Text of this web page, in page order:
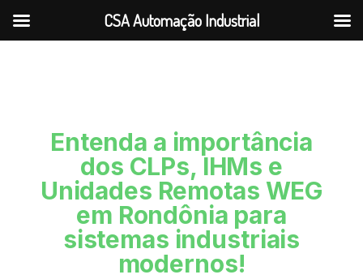
Entenda a importância
dos CLPs, IHMs e
Unidades Remotas WEG
em Rondônia para
sistemas industriais
modernos!
CSA Automação Industrial